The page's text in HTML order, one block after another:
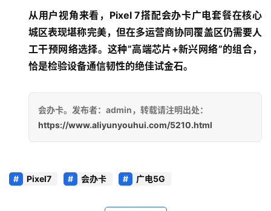
从用户视角来看，Pixel 7搭配会办卡广电套餐在核心
城区表现堪称完美，但在多运营商协同覆盖区仍需要人
工干预网络选择。这种”高端芯片+新兴网络”的组合，
恰是检验设备通信韧性的绝佳试金石。
会办卡。发布者：admin，转载请注明出处：
https://www.aliyunyouhui.com/5210.html
Pixel7 会办卡 广电5G